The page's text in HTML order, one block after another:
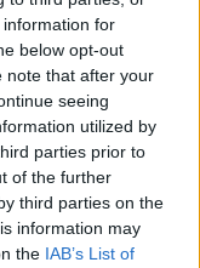
for
below opt-out
note that after your
seeing
utilized by
parties prior to
of the further
third parties on the
information may
the IAB’s List of
tartalmakhoz
.
közvetítő
egy, a
tyúk.